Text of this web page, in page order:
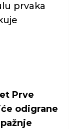
prvaka
Prve
odigrane